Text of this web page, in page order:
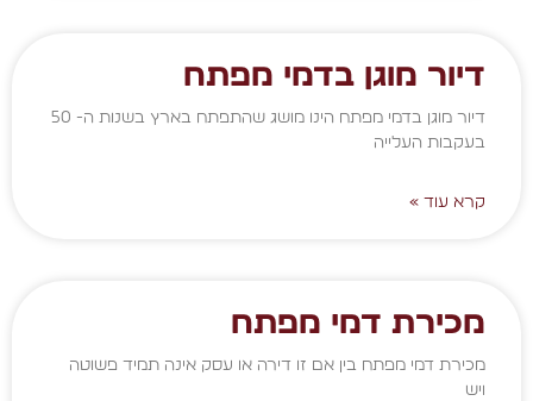
דיור מוגן בדמי מפתח
דיור מוגן בדמי מפתח הינו מושג שהתפתח בארץ בשנות ה- 50
בעקבות העלייה
קרא עוד »
מכירת דמי מפתח
מכירת דמי מפתח בין אם זו דירה או עסק אינה תמיד פשוטה
ויש